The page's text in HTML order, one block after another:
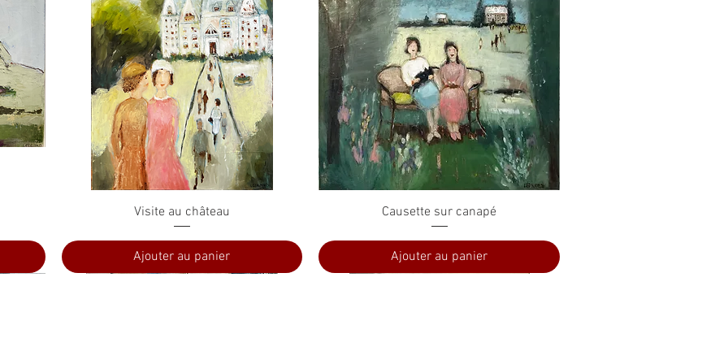
Aperçu rapide
Visite au château
Ajouter au panier
Aperçu rapide
Causette sur canapé
Ajouter au panier